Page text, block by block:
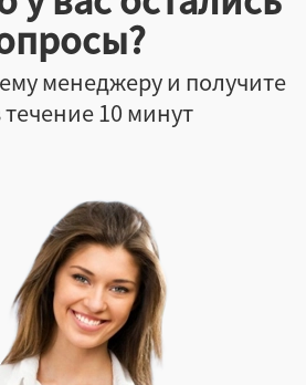
менеджеру и получите
течение 10 минут